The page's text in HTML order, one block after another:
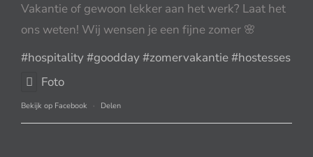
Vakantie of gewoon lekker aan het werk? Laat het
ons weten! Wij wensen je een fijne zomer 🌸
#hospitality#goodday#zomervakantie#hostesses
Foto
Bekijk op Facebook · Delen